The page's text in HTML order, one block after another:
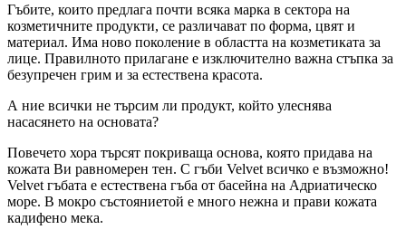
Гъбите, които предлага почти всяка марка в сектора на
козметичните продукти, се различават по форма, цвят и
материал. Има ново поколение в областта на козметиката за
лице. Правилното прилагане е изключително важна стъпка за
безупречен грим и за естествена красота.
А ние всички не търсим ли продукт, който улеснява
насасянето на основата?
Повечето хора търсят покриваща основа, която придава на
кожата Ви равномерен тен. С гъби Velvet всичко е възможно!
Velvet гъбата е естествена гъба от басейна на Адриатическо
море. В мокро състояниетой е много нежна и прави кожата
кадифено мека.